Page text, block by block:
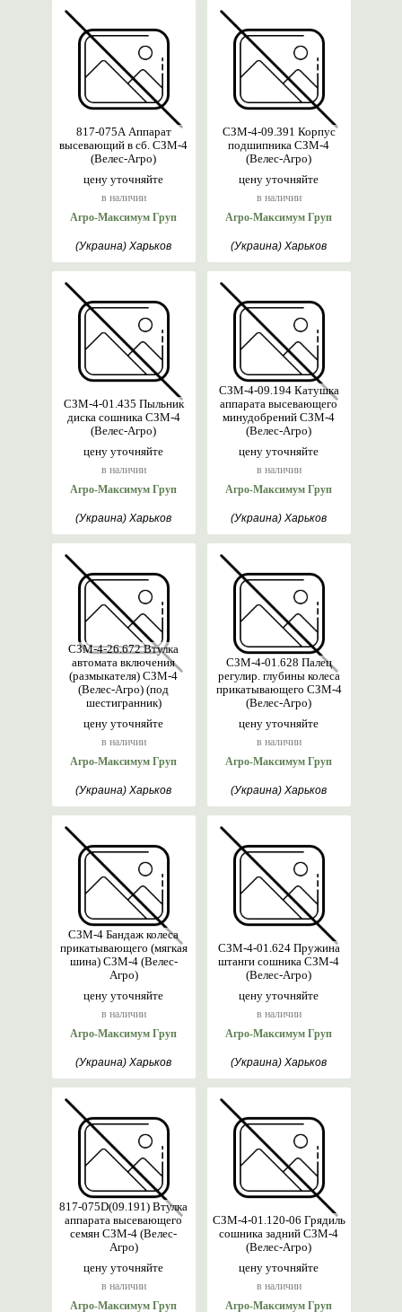
цену уточняйте
в наличии
817-075А Аппарат
высевающий в сб. СЗМ-4
(Велес-Агро)
Агро-Максимум Груп
(Украина) Харьков
цену уточняйте
в наличии
СЗМ-4-09.391 Корпус
подшипника СЗМ-4
(Велес-Агро)
Агро-Максимум Груп
(Украина) Харьков
цену уточняйте
в наличии
СЗМ-4-01.435 Пыльник
диска сошника СЗМ-4
(Велес-Агро)
Агро-Максимум Груп
(Украина) Харьков
цену уточняйте
в наличии
СЗМ-4-09.194 Катушка
аппарата высевающего
минудобрений СЗМ-4
(Велес-Агро)
Агро-Максимум Груп
(Украина) Харьков
цену уточняйте
в наличии
СЗМ-4-26.672 Втулка
автомата включения
(размыкателя) СЗМ-4
(Велес-Агро) (под
шестигранник)
Агро-Максимум Груп
(Украина) Харьков
цену уточняйте
в наличии
СЗМ-4-01.628 Палец
регулир. глубины колеса
прикатывающего СЗМ-4
(Велес-Агро)
Агро-Максимум Груп
(Украина) Харьков
цену уточняйте
в наличии
СЗМ-4 Бандаж колеса
прикатывающего (мягкая
шина) СЗМ-4 (Велес-
Агро)
Агро-Максимум Груп
(Украина) Харьков
цену уточняйте
в наличии
СЗМ-4-01.624 Пружина
штанги сошника СЗМ-4
(Велес-Агро)
Агро-Максимум Груп
(Украина) Харьков
цену уточняйте
в наличии
817-075D(09.191) Втулка
аппарата высевающего
семян СЗМ-4 (Велес-
Агро)
Агро-Максимум Груп
цену уточняйте
в наличии
СЗМ-4-01.120-06 Грядиль
сошника задний СЗМ-4
(Велес-Агро)
Агро-Максимум Груп